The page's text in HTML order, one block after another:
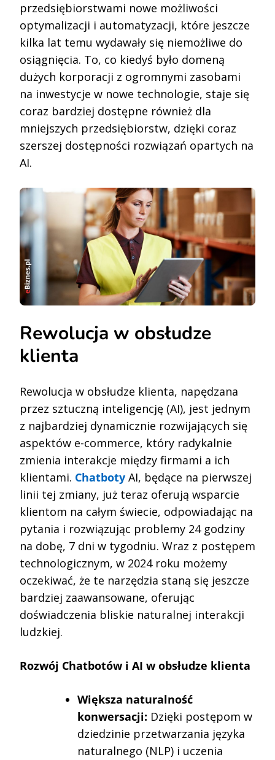
przedsiębiorstwami nowe możliwości
optymalizacji i automatyzacji, które jeszcze
kilka lat temu wydawały się niemożliwe do
osiągnięcia. To, co kiedyś było domeną
dużych korporacji z ogromnymi zasobami
na inwestycje w nowe technologie, staje się
coraz bardziej dostępne również dla
mniejszych przedsiębiorstw, dzięki coraz
szerszej dostępności rozwiązań opartych na
AI.
Rewolucja w obsłudze
klienta
Rewolucja w obsłudze klienta, napędzana
przez sztuczną inteligencję (AI), jest jednym
z najbardziej dynamicznie rozwijających się
aspektów e-commerce, który radykalnie
zmienia interakcje między firmami a ich
klientami. Chatboty AI, będące na pierwszej
linii tej zmiany, już teraz oferują wsparcie
klientom na całym świecie, odpowiadając na
pytania i rozwiązując problemy 24 godziny
na dobę, 7 dni w tygodniu. Wraz z postępem
technologicznym, w 2024 roku możemy
oczekiwać, że te narzędzia staną się jeszcze
bardziej zaawansowane, oferując
doświadczenia bliskie naturalnej interakcji
ludzkiej.
Rozwój Chatbotów i AI w obsłudze klienta
Większa naturalność
konwersacji: Dzięki postępom w
dziedzinie przetwarzania języka
naturalnego (NLP) i uczenia